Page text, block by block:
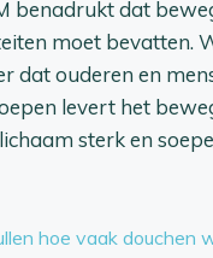
benadrukt dat
moet bevatten.
dat ouderen en
levert het
sterk en
hoe vaak douchen